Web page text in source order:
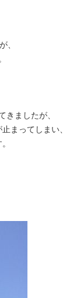
、
きましたが、
まってしまい、